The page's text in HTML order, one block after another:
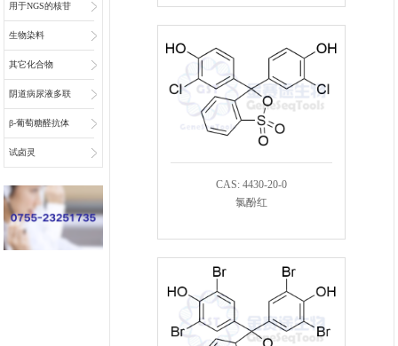
用于NGS的核苷
和核苷酸
生物染料
其它化合物
阴道病尿液多联
检底物
β-葡萄糖醛抗体
偶联物连接子
试卤灵
CAS: 4430-20-0
氯酚红